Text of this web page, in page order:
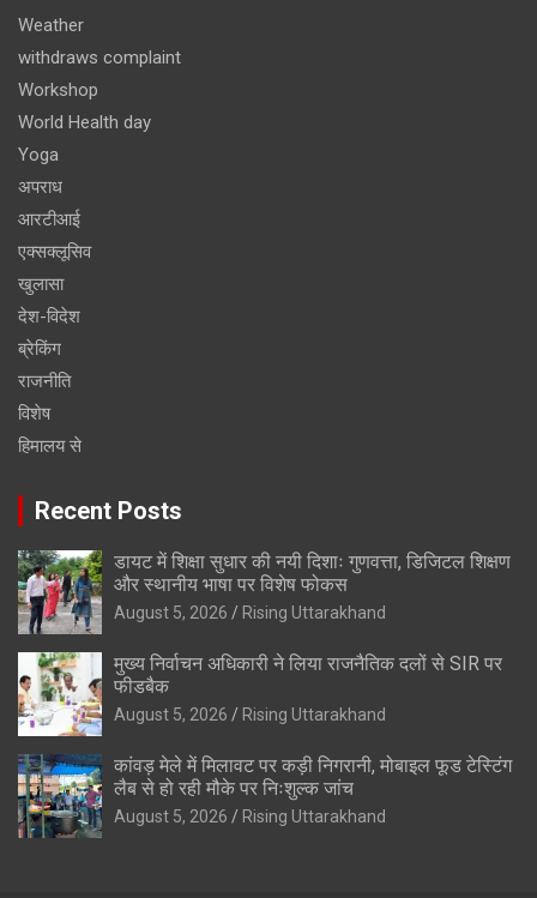
Weather
withdraws complaint
Workshop
World Health day
Yoga
अपराध
आरटीआई
एक्सक्लूसिव
खुलासा
देश-विदेश
ब्रेकिंग
राजनीति
विशेष
हिमालय से
Recent Posts
डायट में शिक्षा सुधार की नयी दिशाः गुणवत्ता, डिजिटल शिक्षण
और स्थानीय भाषा पर विशेष फोकस
August 5, 2026 Rising Uttarakhand
मुख्य निर्वाचन अधिकारी ने लिया राजनैतिक दलों से SIR पर
फीडबैक
August 5, 2026 Rising Uttarakhand
कांवड़ मेले में मिलावट पर कड़ी निगरानी, मोबाइल फूड टेस्टिंग
लैब से हो रही मौके पर निःशुल्क जांच
August 5, 2026 Rising Uttarakhand